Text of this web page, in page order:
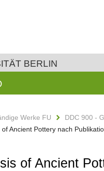
BERLIN
Werke FU DDC 900 -
Ancient Pottery nach
of Ancient